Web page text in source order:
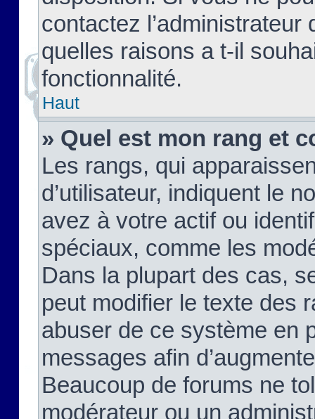
contactez
quelles raisons a t-il
fonctionnalité.
Haut
» Quel est mon rang et
Les rangs, qui
d’utilisateur, indiquent le
avez à votre actif ou
spéciaux, comme les
Dans la plupart des cas,
peut modifier le texte des
abuser de ce système en
messages afin
Beaucoup de forums ne
modérateur ou un